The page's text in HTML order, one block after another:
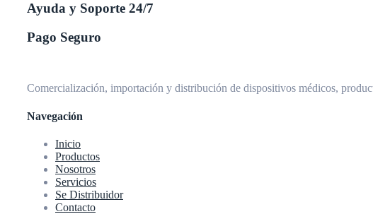
Ayuda y Soporte 24/7
Pago Seguro
Comercialización, importación y distribución de dispositivos médicos,
Navegación
Inicio
Productos
Nosotros
Servicios
Se Distribuidor
Contacto